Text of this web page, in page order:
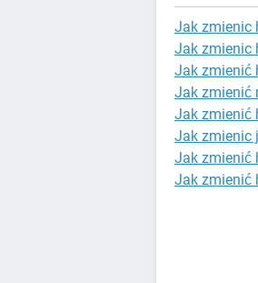
Jak zmienic
Jak zmienic
Jak zmienić
Jak zmienić
Jak zmienić
Jak zmienic
Jak zmienić
Jak zmienić